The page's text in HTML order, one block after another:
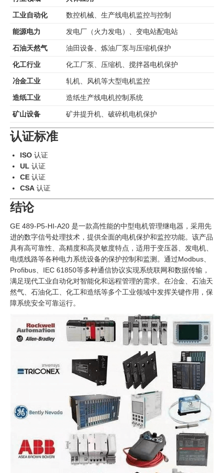
工业自动化 数控机械、生产线电机监控与控制
能源电力 发电厂（火力发电）、变电站配电站
石油天然气 油田设备、炼油厂泵与压缩机保护
化工行业 化工厂泵、压缩机、搅拌器电机保护
冶金工业 轧机、风机等大型电机监控
造纸工业 造纸生产线电机控制系统
矿山设备 矿井提升机、破碎机电机保护
认证标准
ISO 认证
UL 认证
CE 认证
CSA 认证
结论
GE 489-P5-HI-A20 是一款高性能的中型电机管理继电器，采用先
进的数字信号处理技术，提供全面的电机保护和监控功能。该产品
具有高可靠性、高精度和高灵敏度特点，适用于变压器、发电机、
电缆线路等各种电力系统设备的保护控制和监测。通过Modbus、
Profibus、IEC 61850等多种通信协议实现系统联网和数据传输，
满足现代工业自动化对智能化和远程管理的需求。在冶金、石油天
然气、石油化工、化工和造纸等多个工业领域中发挥关键作用，保
障系统安全可靠运行。